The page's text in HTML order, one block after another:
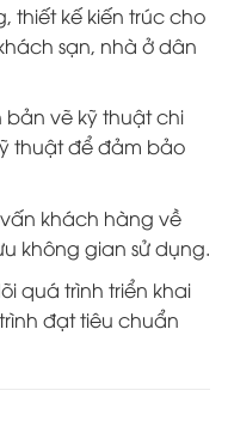
thiết kế kiến trúc cho
sạn, nhà ở dân
vẽ kỹ thuật chi
thuật để đảm bảo
khách hàng về
không gian sử dụng.
quá trình triển khai
đạt tiêu chuẩn